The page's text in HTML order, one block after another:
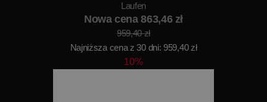
Laufen
Nowa cena 863,46 zł
959,40 zł
Najniższa cena z 30 dni: 959,40 zł
10%